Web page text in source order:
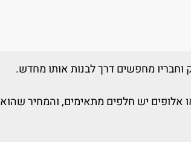
וחבריו מחפשים דרך לבנות אותו מחדש.
אלופים יש חלפים מתאימים, והמחיר שהוא